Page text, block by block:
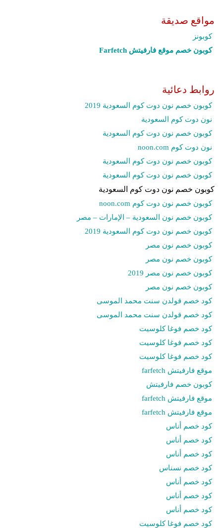
مواقع صديقة
كوبونز
كوبون خصم موقع فارفيتش Farfetch‎
روابط دعائية
كوبون خصم نون دوت كوم السعودية 2019
نون دوت كوم السعودية
كوبون خصم نون دوت كوم السعودية
نون دوت كوم noon.com
كوبون خصم نون دوت كوم السعودية
كوبون خصم نون دوت كوم السعودية
كوبون خصم نون دوت كوم السعودية
كوبون خصم نون دوت كوم noon.com
كوبون خصم نون السعودية – الإمارات – مصر
كوبون خصم نون دوت كوم السعودية 2019
كوبون خصم نون مصر
كوبون خصم نون مصر
كوبون خصم نون مصر 2019
كوبون خصم نون مصر
كود خصم قولدن سنت محمد الموسى
كود خصم قولدن سنت محمد الموسى
كود خصم فوغا كلوسيت
كود خصم فوغا كلوسيت
كود خصم فوغا كلوسيت
موقع فارفيتش farfetch
كوبون خصم فارفيتش
موقع فارفيتش farfetch
موقع فارفيتش farfetch
كود خصم أناس
كود خصم أناس
كود خصم أناس
كود خصم نسناس
كود خصم أناس
كود خصم أناس
كود خصم أناس
كود خصم فوغا كلوسيت